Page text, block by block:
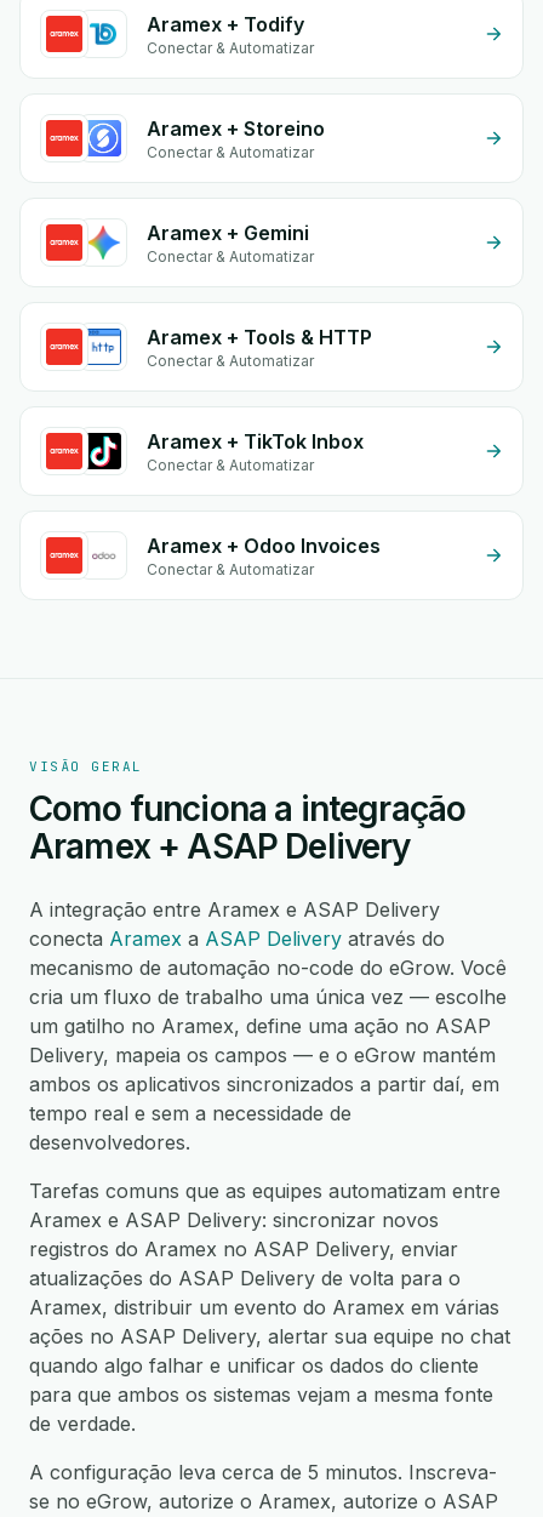
Aramex + Todify
Conectar & Automatizar
Aramex + Storeino
Conectar & Automatizar
Aramex + Gemini
Conectar & Automatizar
Aramex + Tools & HTTP
Conectar & Automatizar
Aramex + TikTok Inbox
Conectar & Automatizar
Aramex + Odoo Invoices
Conectar & Automatizar
VISÃO GERAL
Como funciona a integração
Aramex + ASAP Delivery
A integração entre Aramex e ASAP Delivery
conecta Aramex a ASAP Delivery através do
mecanismo de automação no-code do eGrow. Você
cria um fluxo de trabalho uma única vez — escolhe
um gatilho no Aramex, define uma ação no ASAP
Delivery, mapeia os campos — e o eGrow mantém
ambos os aplicativos sincronizados a partir daí, em
tempo real e sem a necessidade de
desenvolvedores.
Tarefas comuns que as equipes automatizam entre
Aramex e ASAP Delivery: sincronizar novos
registros do Aramex no ASAP Delivery, enviar
atualizações do ASAP Delivery de volta para o
Aramex, distribuir um evento do Aramex em várias
ações no ASAP Delivery, alertar sua equipe no chat
quando algo falhar e unificar os dados do cliente
para que ambos os sistemas vejam a mesma fonte
de verdade.
A configuração leva cerca de 5 minutos. Inscreva-
se no eGrow, autorize o Aramex, autorize o ASAP